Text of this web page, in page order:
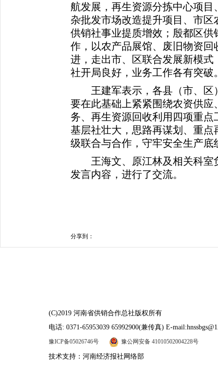
航发展，再生资源分拣中心项
杂批发市场改造提升项目、市
供销社事业提质增效；殷都区
作，以农产品展馆、废旧物资
进，走出市、区联合发展新模
社开局良好，业务工作各有突破
王建军表示，各县（市、区
要在此基础上紧紧围绕农资供
务、再生资源回收利用四项重
基层社壮大，思路再谋划、重
级联合与合作，守牢安全生产
王海文、原江林及相关科室
发言内容，进行了交流。
分享到：
(C)2019 河南省供销合作总社版权所有
电话: 0371-65953039 65992900(兼传真) E-
豫ICP备05026746号 豫公网安备 41010502004228号
技术支持：河南经济报社网络部